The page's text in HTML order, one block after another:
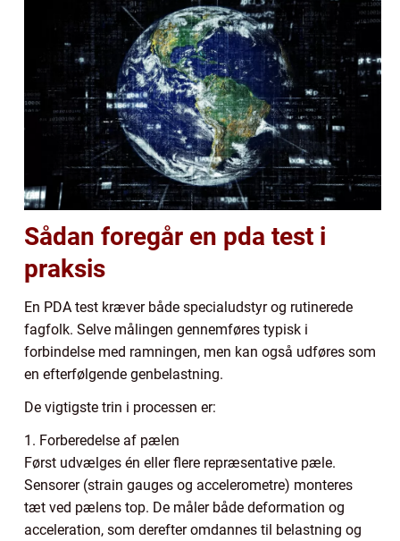
Sådan foregår en pda test i
praksis
En PDA test kræver både specialudstyr og rutinerede
fagfolk. Selve målingen gennemføres typisk i
forbindelse med ramningen, men kan også udføres som
en efterfølgende genbelastning.
De vigtigste trin i processen er:
1. Forberedelse af pælen
Først udvælges én eller flere repræsentative pæle.
Sensorer (strain gauges og accelerometre) monteres
tæt ved pælens top. De måler både deformation og
acceleration, som derefter omdannes til belastning og